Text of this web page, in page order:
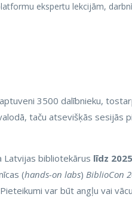
ekspertu lekcijām,
3500 dalībnieku,
taču atsevišķās sesijās
Latvijas bibliotekārus līdz
(hands-on labs) BiblioCon
var būt angļu vai